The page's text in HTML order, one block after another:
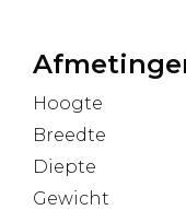
Hoogte
Breedte
Diepte
Gewicht